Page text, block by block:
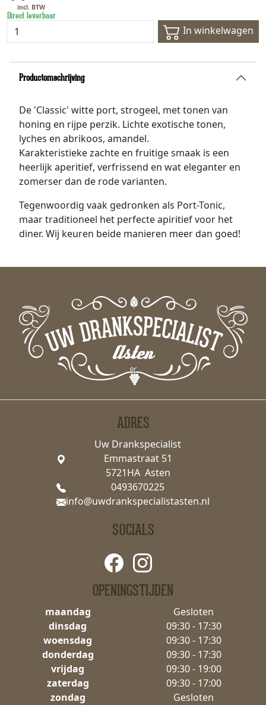
Direct leverbaar
In winkelwagen
Productomschrijving
De 'Classic' witte port, strogeel, met tonen van
honing en rijpe perzik. Lichte exotische tonen,
lyches en abrikoos, amandel.
Karakteristieke zachte en fruitige smaak is een
heerlijk aperitief, verfrissend en wat eleganter en
zomerser dan de rode varianten.
Tegenwoordig vaak gedronken als Port-Tonic,
maar traditioneel het perfecte apiritief voor het
diner. Wij keuren beide manieren meer dan goed!
ADRES
Uw Drankspecialist
Emmastraat 51
5721HA Asten
0493670225
info@uwdrankspecialistasten.nl
OPENINGSTIJDEN
maandag
Gesloten
dinsdag
09:30 - 17:30
woensdag
09:30 - 17:30
donderdag
09:30 - 17:30
vrijdag
09:30 - 19:00
zaterdag
09:30 - 17:00
zondag
Gesloten
SOCIALS